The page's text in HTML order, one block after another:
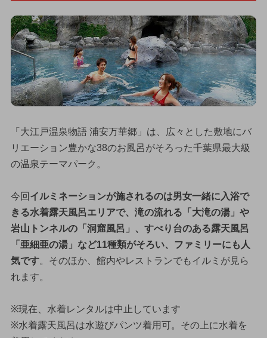
「大江戸温泉物語 浦安万華郷」は、広々とした敷地にバ
リエーション豊かな38のお風呂がそろった千葉県最大級
の温泉テーマパーク。
今回 イルミネーションが施されるのは男女一緒に入浴で
きる水着露天風呂エリアで、滝の流れる「大滝の湯」や
岩山トンネルの「洞窟風呂」、すべり台のある露天風呂
「亜細亜の湯」など11種類がそろい、ファミリーにも人
気です。そのほか、館内やレストランでもイルミが見ら
れます。
※現在、水着レンタルは中止しています
※水着露天風呂は水遊びパンツ着用可。その上に水着を